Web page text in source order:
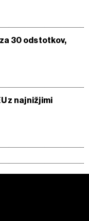
30 odstotkov,
z najnižjimi